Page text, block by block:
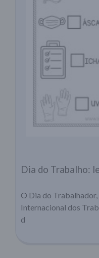
Dia do Trabalho:
O Dia do
Internacional dos
d